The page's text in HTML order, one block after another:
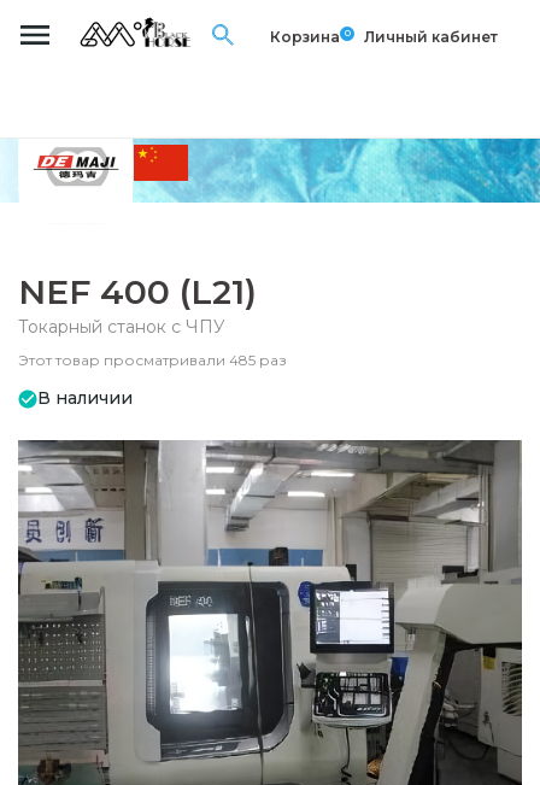
Корзина 0 Личный кабинет
NEF 400 (L21)
Токарный станок с ЧПУ
Этот товар просматривали 485 раз
В наличии